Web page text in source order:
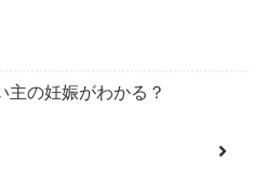
主の妊娠がわかる？